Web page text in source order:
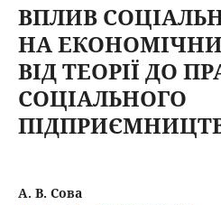
ВПЛИВ
НА
ВІД ТЕОРІЇ ДО
СОЦІАЛЬНОГО
А. В. Сова